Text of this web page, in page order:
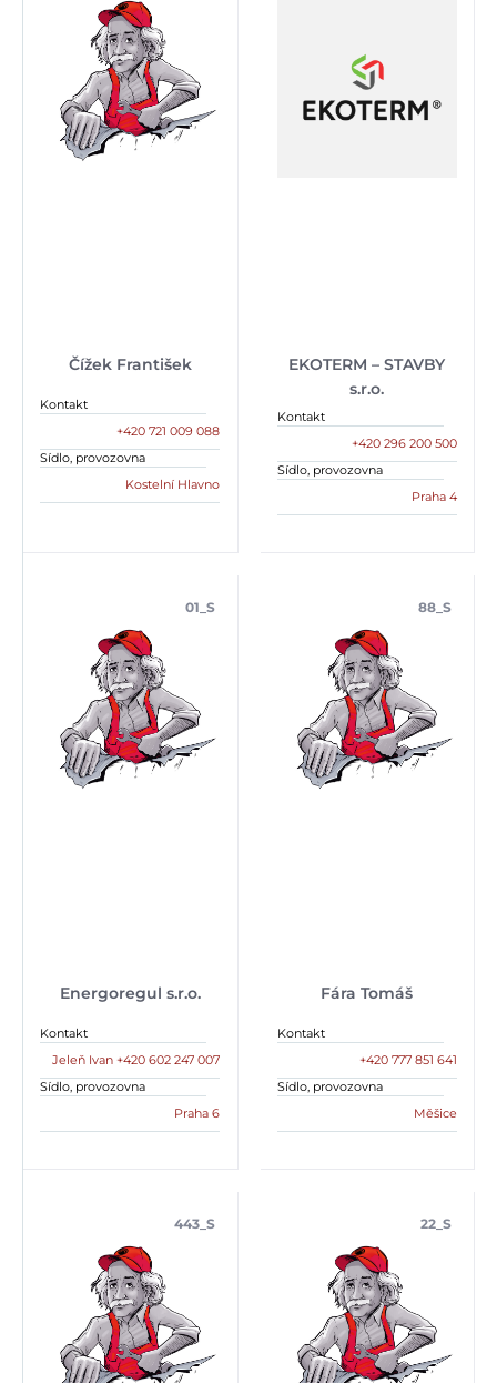
Čížek František
Kontakt
+420 721 009 088
Sídlo, provozovna
Kostelní Hlavno
EKOTERM – STAVBY
s.r.o.
Kontakt
+420 296 200 500
Sídlo, provozovna
Praha 4
Energoregul s.r.o.
01_S
Kontakt
Jeleň Ivan +420 602 247 007
Sídlo, provozovna
Praha 6
Fára Tomáš
88_S
Kontakt
+420 777 851 641
Sídlo, provozovna
Měšice
443_S 22_S